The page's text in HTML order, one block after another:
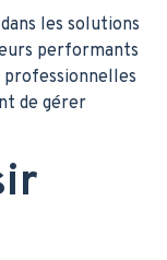
les solutions
performants
de gérer